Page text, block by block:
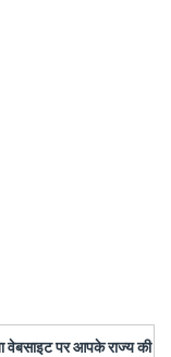
वेबसाइट पर आपके राज्य की